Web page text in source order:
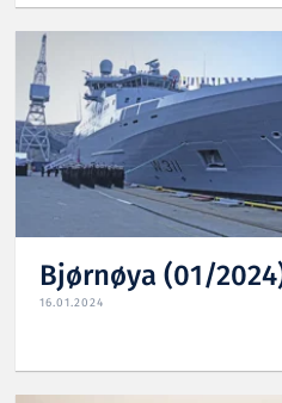
Bjørnøya (01/
16.01.2024